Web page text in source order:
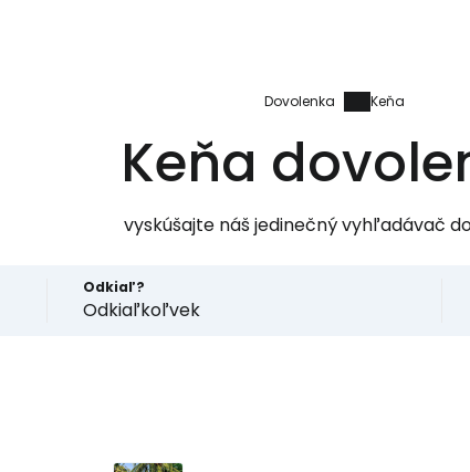
Dovolenka Keňa
Keňa
vyskúšajte náš jedinečný vyhľadávač
Odkiaľ?
Odkiaľkoľvek